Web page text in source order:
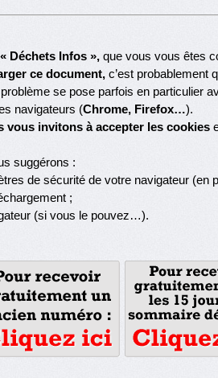
Déchets Infos », que vous vous êtes
ce document,c’est probablement
se pose parfois en particulier
navigateurs (Chrome, Firefox…).
vous invitons à accepter les cookies
suggérons :
de sécurité de votre navigateur (en
;
(si vous le pouvez…).